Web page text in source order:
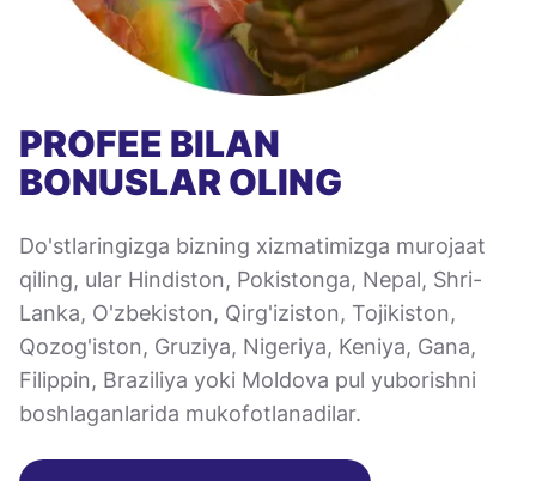
PROFEE BILAN
BONUSLAR OLING
Do'stlaringizga bizning xizmatimizga murojaat
qiling, ular Hindiston, Pokistonga, Nepal, Shri-
Lanka, O'zbekiston, Qirg'iziston, Tojikiston,
Qozog'iston, Gruziya, Nigeriya, Keniya, Gana,
Filippin, Braziliya yoki Moldova pul yuborishni
boshlaganlarida mukofotlanadilar.